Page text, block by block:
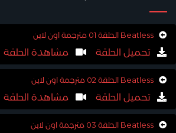
Beatless الحلقة 01 مترجمة اون لاين
تحميل الحلقة مشاهدة الحلقة
Beatless الحلقة 02 مترجمة اون لاين
تحميل الحلقة مشاهدة الحلقة
Beatless الحلقة 03 مترجمة اون لاين